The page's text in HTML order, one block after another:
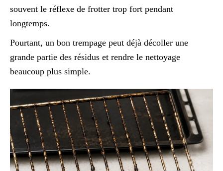
souvent le réflexe de frotter trop fort pendant
longtemps.
Pourtant, un bon trempage peut déjà décoller une
grande partie des résidus et rendre le nettoyage
beaucoup plus simple.